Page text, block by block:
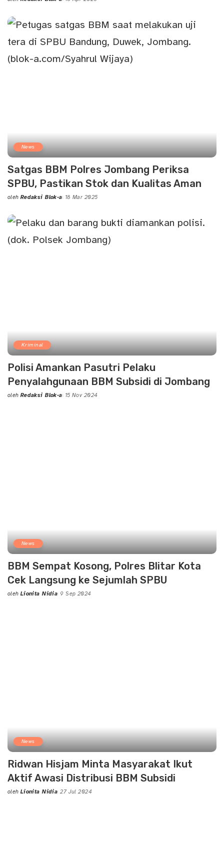
Posted
News
Satgas BBM Polres Jombang Periksa
SPBU, Pastikan Stok dan Kualitas Aman
Posted
oleh Redaksi Blok-a 18 Mar 2025
Kriminal
Polisi Amankan Pasutri Pelaku
Penyalahgunaan BBM Subsidi di Jombang
Posted
oleh Redaksi Blok-a 15 Nov 2024
News
BBM Sempat Kosong, Polres Blitar Kota
Cek Langsung ke Sejumlah SPBU
Posted
oleh Lionita Nidia 9 Sep 2024
News
Ridwan Hisjam Minta Masyarakat Ikut
Aktif Awasi Distribusi BBM Subsidi
Posted
oleh Lionita Nidia 27 Jul 2024